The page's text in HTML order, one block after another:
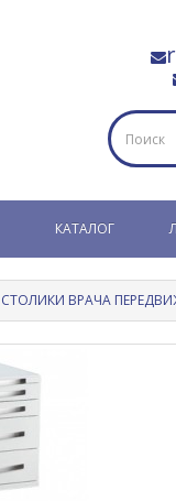
КАТАЛОГ
СТОЛИКИ ВРАЧА